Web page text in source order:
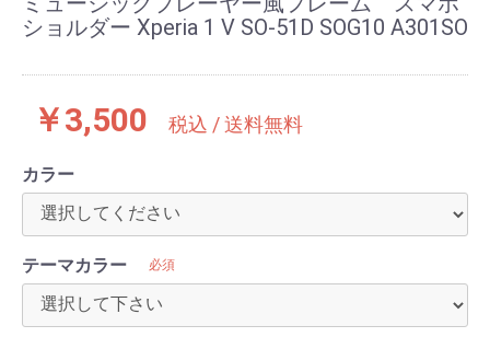
ショルダー Xperia 1 V SO-51D SOG10 A301SO
￥3,500 税込 / 送料無料
カラー
テーマカラー 必須